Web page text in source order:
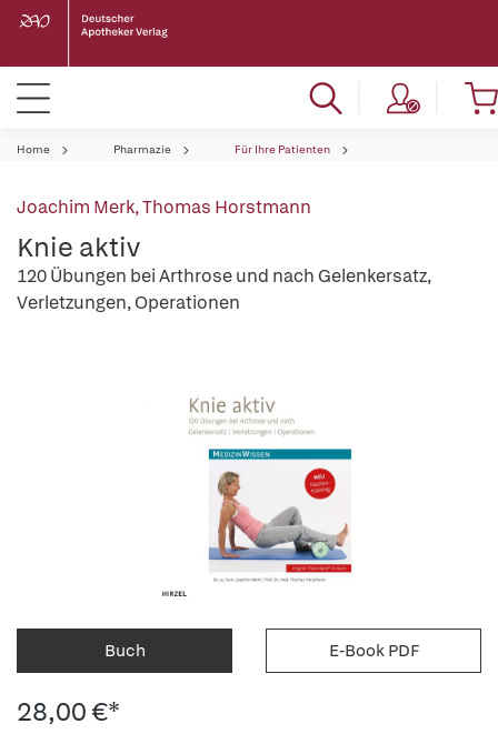
Home Pharmazie Für Ihre Patienten
Joachim Merk,Thomas Horstmann
Knie aktiv
120 Übungen bei Arthrose und nach Gelenkersatz,
Verletzungen, Operationen
Buch E-Book PDF
28,00 €*